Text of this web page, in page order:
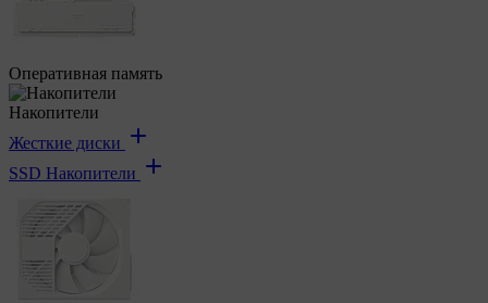
Оперативная память
Накопители
Жесткие диски
SSD Накопители